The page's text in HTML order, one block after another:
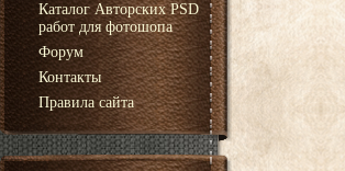
Каталог Авторских PSD
работ для фотошопа
Форум
Контакты
Правила сайта